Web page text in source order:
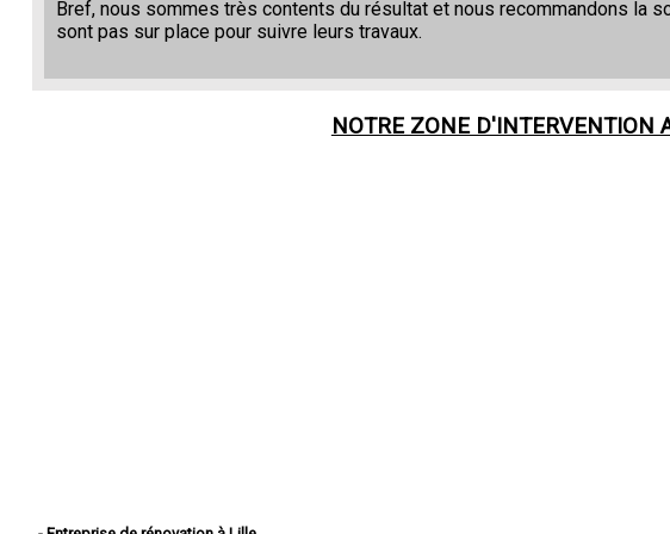
Bref, nous sommes très contents du résultat et nous recommandons la
sont pas sur place pour suivre leurs travaux.
NOTRE ZONE D'INTERVENTION